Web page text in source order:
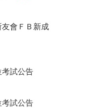
會ＦＢ新成
考試公告
考試公告